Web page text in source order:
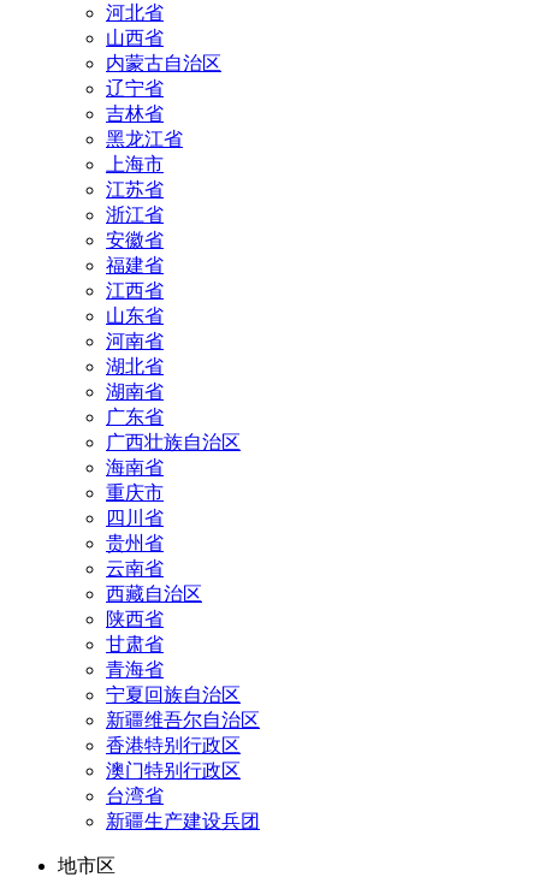
河北省
山西省
内蒙古自治区
辽宁省
吉林省
黑龙江省
上海市
江苏省
浙江省
安徽省
福建省
江西省
山东省
河南省
湖北省
湖南省
广东省
广西壮族自治区
海南省
重庆市
四川省
贵州省
云南省
西藏自治区
陕西省
甘肃省
青海省
宁夏回族自治区
新疆维吾尔自治区
香港特别行政区
澳门特别行政区
台湾省
新疆生产建设兵团
地市区